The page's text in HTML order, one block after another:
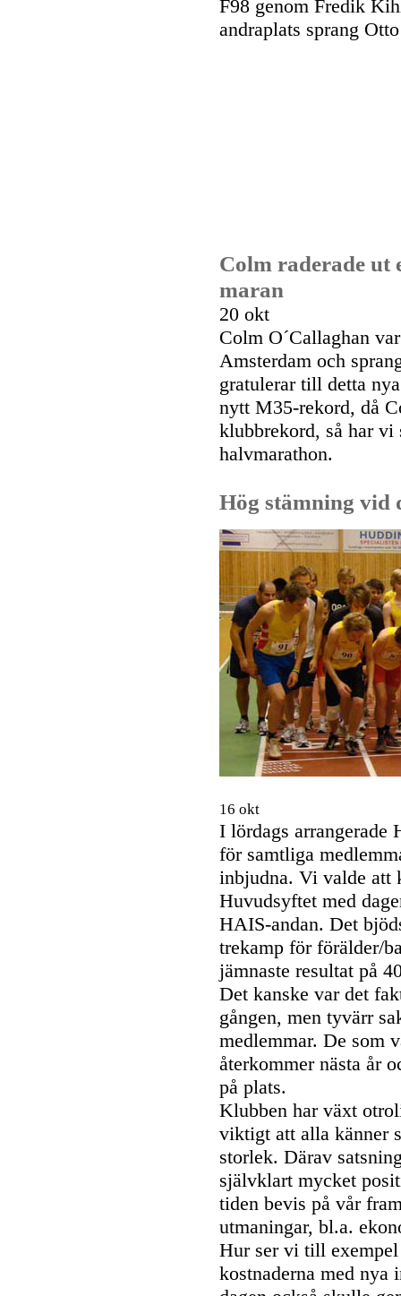
F98 genom Fredik
andraplats sprang
Colm raderade
maran
20 okt
Colm O´Callaghan
Amsterdam och
gratulerar till detta
nytt M35-rekord, då
klubbrekord, så har vi
halvmarathon.
Hög stämning vid
16 okt
I lördags arrangerade
för samtliga
inbjudna. Vi valde att
Huvudsyftet med
HAIS-andan. Det
trekamp för förälder/
jämnaste resultat på
Det kanske var det
gången, men tyvärr
medlemmar. De som
återkommer nästa år
på plats.
Klubben har växt
viktigt att alla känner
storlek. Därav
självklart mycket
tiden bevis på vår
utmaningar, bl.a.
Hur ser vi till
kostnaderna med